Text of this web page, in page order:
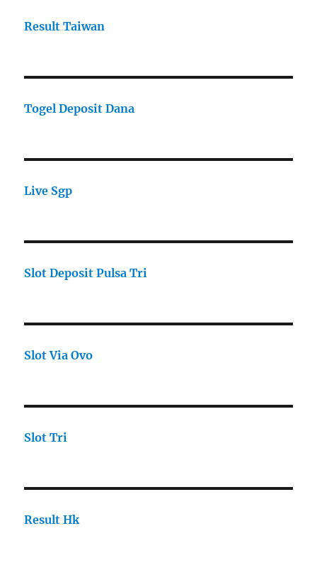
Result Taiwan
Togel Deposit Dana
Live Sgp
Slot Deposit Pulsa Tri
Slot Via Ovo
Slot Tri
Result Hk